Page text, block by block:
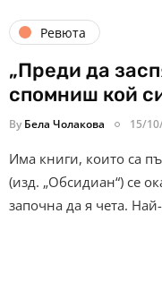
Ревюта
„Преди да
спомниш кой
By Бела Чолакова 15/
Има книги, които са
(изд. „Обсидиан“) се
започна да я чета.